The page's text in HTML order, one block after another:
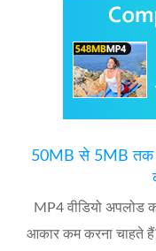
50MB से 5MB
MP4 वीडियो अपलोड
आकार कम करना चाहते